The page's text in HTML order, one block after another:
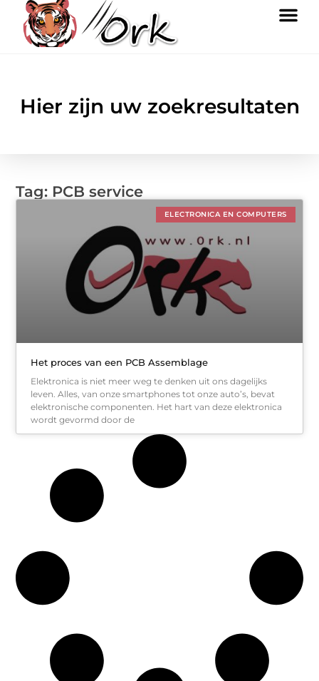
Hier zijn uw zoekresultaten
Tag: PCB service
ELECTRONICA EN COMPUTERS
Het proces van een PCB Assemblage
Elektronica is niet meer weg te denken uit ons dagelijks
leven. Alles, van onze smartphones tot onze auto’s, bevat
elektronische componenten. Het hart van deze elektronica
wordt gevormd door de